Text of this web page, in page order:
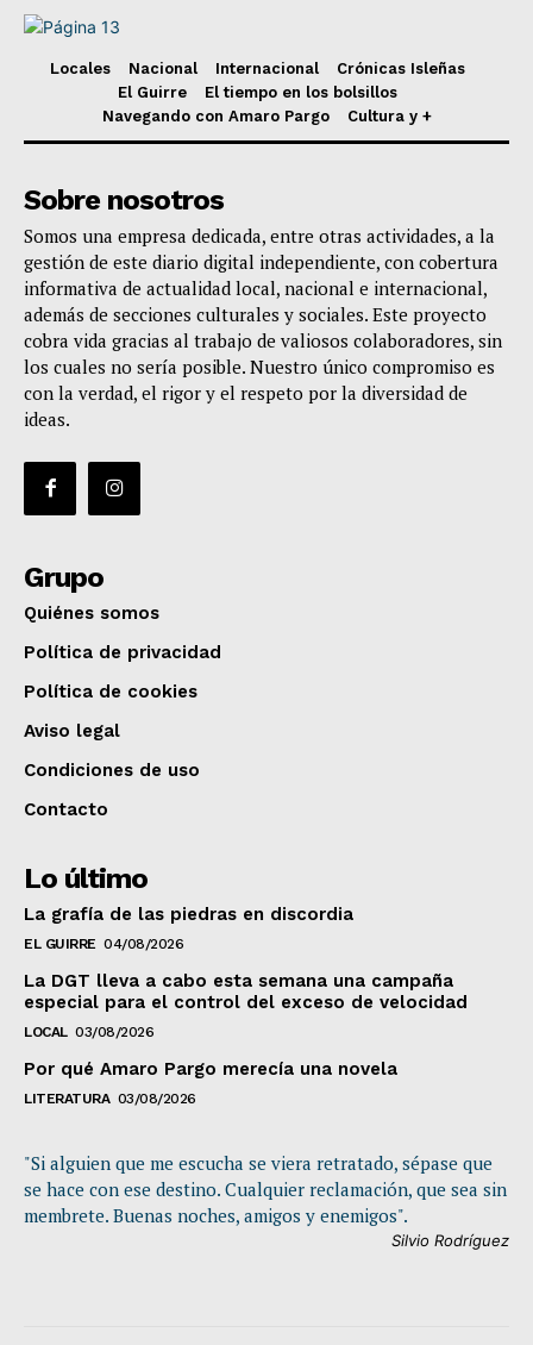
Locales Nacional Internacional
Crónicas Isleñas
El Guirre
El tiempo en los bolsillos
Navegando con Amaro Pargo
Cultura y +
Sobre nosotros
Somos una empresa dedicada, entre otras actividades, a la
gestión de este diario digital independiente, con cobertura
informativa de actualidad local, nacional e internacional,
además de secciones culturales y sociales. Este proyecto
cobra vida gracias al trabajo de valiosos colaboradores, sin
los cuales no sería posible. Nuestro único compromiso es
con la verdad, el rigor y el respeto por la diversidad de
ideas.
Grupo
Quiénes somos
Política de privacidad
Política de cookies
Aviso legal
Condiciones de uso
Contacto
Lo último
La grafía de las piedras en discordia
EL GUIRRE 04/08/2026
La DGT lleva a cabo esta semana una campaña
especial para el control del exceso de velocidad
LOCAL 03/08/2026
Por qué Amaro Pargo merecía una novela
LITERATURA 03/08/2026
"Si alguien que me escucha se viera retratado, sépase que
se hace con ese destino. Cualquier reclamación, que sea sin
membrete. Buenas noches, amigos y enemigos".
Silvio Rodríguez